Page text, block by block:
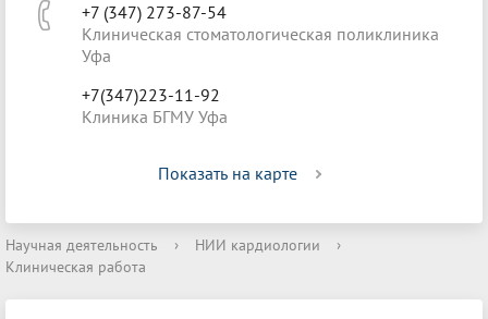
+7 (347) 273-87-54
Клиническая стоматологическая поликлиника
Уфа
+7(347)223-11-92
Клиника БГМУ Уфа
Показать на карте
Научная деятельность › НИИ кардиологии
›
Клиническая работа